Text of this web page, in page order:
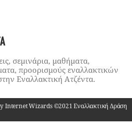
σεμινάρια, μαθήματα,
προορισμούς εναλλακτικών
Εναλλακτική Ατζέντα.
Internet Wizards ©2021 Εναλλακτική Δράση